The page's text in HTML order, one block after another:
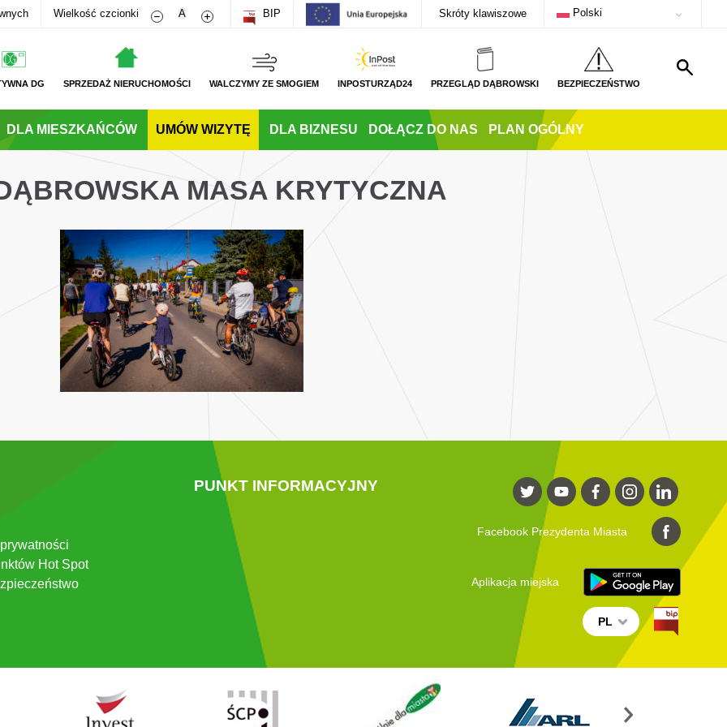
Wielkość czcionki Zmniejsz rozmiar czcionki
A Zwiększ rozmiar czcionki
BIP Skróty klawiszowe Polski
DG SPRZEDAŻ NIERUCHOMOŚCI WALCZYMY ZE SMOGIEM INPOSTURZĄD24 PRZEGLĄD DĄBROWSKI BEZPIECZEŃSTWO
DLA MIESZKAŃCÓW UMÓW WIZYTĘ DLA BIZNESU DOŁĄCZ DO NAS PLAN OGÓLNY
MASA KRYTYCZNA
Hot Spot
PUNKT INFORMACYJNY
Facebook Prezydenta Miasta
Aplikacja miejska
PL